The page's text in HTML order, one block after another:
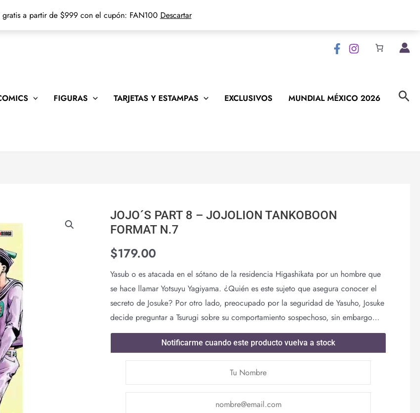
gratis a partir de $999 con el cupón: FAN100 Descartar
FIGURAS TARJETAS Y ESTAMPAS EXCLUSIVOS MUNDIAL MÉXICO 2026
JOJO´S PART 8 – JOJOLION TANKOBOON
FORMAT N.7
$179.00
Yasub o es atacada en el sótano de la residencia Higashikata por un hombre que
se hace llamar Yotsuyu Yagiyama. ¿Quién es este sujeto que asegura conocer el
secreto de Josuke? Por otro lado, preocupado por la seguridad de Yasuho, Josuke
decide preguntar a Tsurugi sobre su comportamiento sospechoso, sin embargo…
Notificarme cuando este producto vuelva a stock